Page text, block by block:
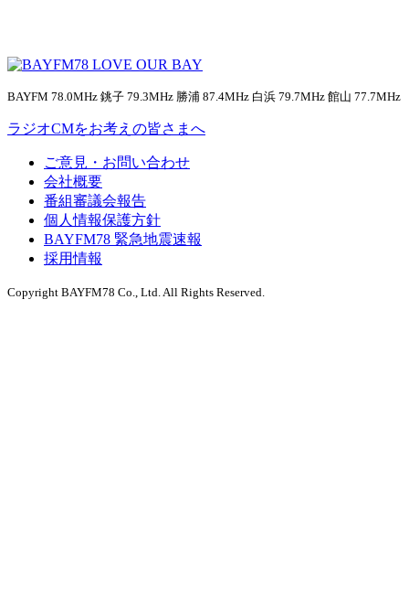
BAYFM 78.0MHz 銚子 79.3MHz 勝浦 87.4MHz 白浜 79.7MHz 館山 77.7MHz
ラジオCMをお考えの皆さまへ
ご意見・お問い合わせ
会社概要
番組審議会報告
個人情報保護方針
BAYFM78 緊急地震速報
採用情報
Copyright BAYFM78 Co., Ltd. All Rights Reserved.